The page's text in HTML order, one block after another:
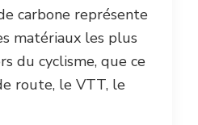
carbone représente
matériaux les plus
du cyclisme, que ce
route, le VTT, le